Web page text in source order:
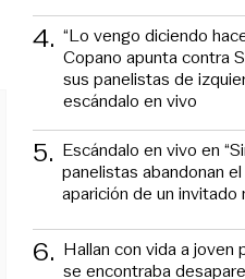
4. “Lo vengo diciendo
Copano apunta contra
sus panelistas de
escándalo en vivo
5. Escándalo en vivo en
panelistas abandonan
aparición de un invitado
6. Hallan con vida a joven
se encontraba